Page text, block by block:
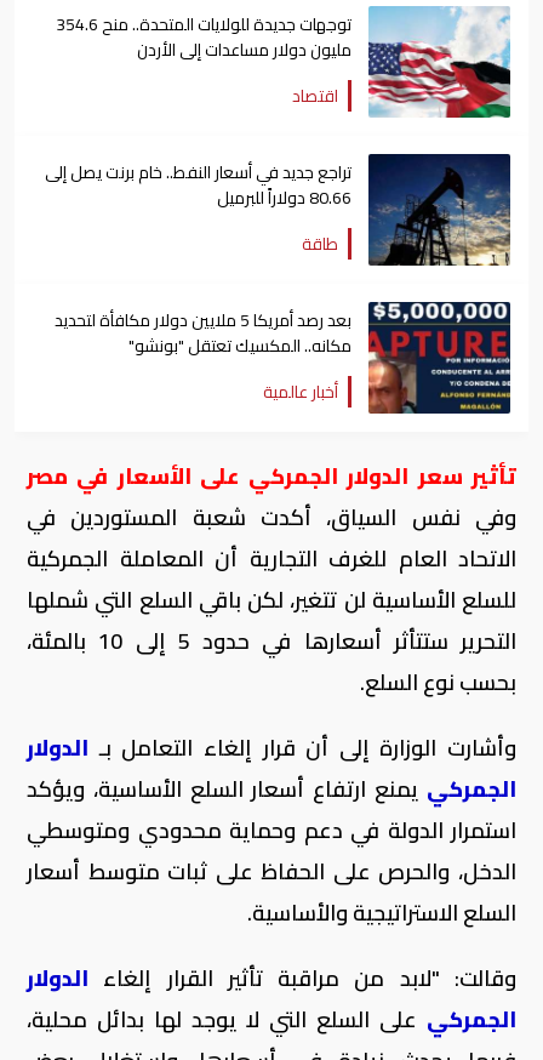
توجهات جديدة للولايات المتحدة.. منح 354.6
مليون دولار مساعدات إلى الأردن
اقتصاد
تراجع جديد في أسعار النفط.. خام برنت يصل إلى
80.66 دولاراً للبرميل
طاقة
بعد رصد أمريكا 5 ملايين دولار مكافأة لتحديد
مكانه.. المكسيك تعتقل "بونشو"
أخبار عالمية
تأثير سعر الدولار الجمركي على الأسعار في مصر
وفي نفس السياق، أكدت شعبة المستوردين في
الاتحاد العام للغرف التجارية أن المعاملة الجمركية
للسلع الأساسية لن تتغير، لكن باقي السلع التي شملها
التحرير ستتأثر أسعارها في حدود 5 إلى 10 بالمئة،
بحسب نوع السلع.
وأشارت الوزارة إلى أن قرار إلغاء التعامل بـ الدولار
الجمركي يمنع ارتفاع أسعار السلع الأساسية، ويؤكد
استمرار الدولة في دعم وحماية محدودي ومتوسطي
الدخل، والحرص على الحفاظ على ثبات متوسط أسعار
السلع الاستراتيجية والأساسية.
وقالت: "لابد من مراقبة تأثير القرار إلغاء الدولار
الجمركي على السلع التي لا يوجد لها بدائل محلية،